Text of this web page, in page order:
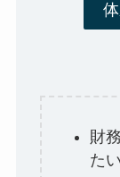
財
たい